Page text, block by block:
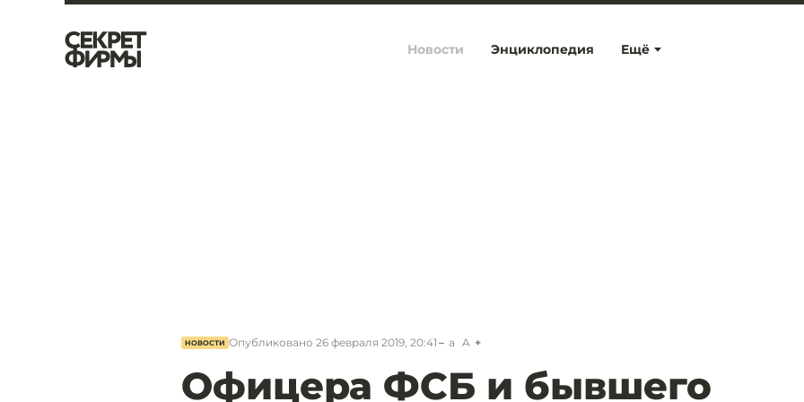
Ещё
Новости Энциклопедия
НОВОСТИ Опубликовано 26 февраля 2019, 20:41 a A
Офицера ФСБ и бывшего